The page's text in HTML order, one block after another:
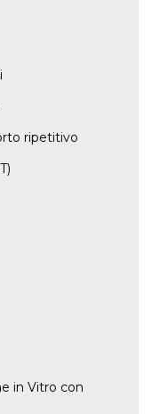
ripetitivo
in Vitro con